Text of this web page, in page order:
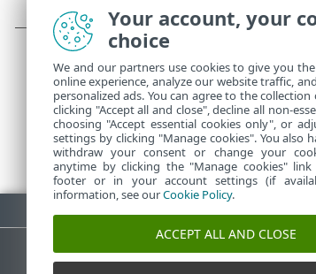
Your account, your
choice
We and our partners use cookies to give you
online experience, analyze our website traffic,
personalized ads. You can agree to the collection
clicking "Accept all and close", decline all non-
choosing "Accept essential cookies only", or
settings by clicking "Manage cookies". You also
withdraw your consent or change your
anytime by clicking the "Manage cookies"
footer or in your account settings (if
information, see ourCookie Policy.
ACCEPT ALL AND CLOSE